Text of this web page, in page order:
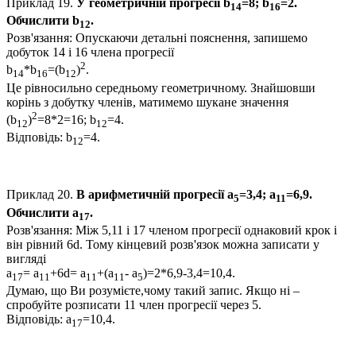
14 16
Обчислити b12.
Розв'язання: Опускаючи детальні пояснення, запишемо
добуток 14 і 16 члена прогресії
b14*b16=(b12)2.
Це рівносильно середньому геометричному. Знайшовши
корінь з добутку членів, матимемо шукане значення
(b12)2=8*2=16; b12=4.
Відповідь: b12=4.
Приклад 20. В арифметичній прогресіїа5=3,4; a11=6,9.
Обчислити а17.
Розв'язання: Між 5,11 і 17 членом прогресії однаковий крок і
він рівний 6d. Тому кінцевий розв'язок можна записати у
вигляді
а17= a11 +6d= a11 +(a11 - а5)=2*6,9-3,4=10,4.
Думаю, що Ви розумієте,чому такий запис. Якщо ні –
спробуйте розписати 11 член прогресії через 5.
Відповідь: а17=10,4.